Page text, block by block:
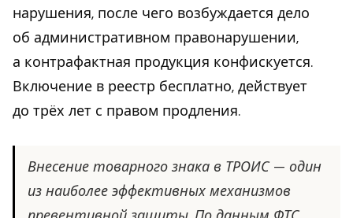
нарушения, после чего возбуждается дело
об административном правонарушении,
а контрафактная продукция конфискуется.
Включение в реестр бесплатно, действует
до трёх лет с правом продления.
Внесение товарного знака в ТРОИС — один
из наиболее эффективных механизмов